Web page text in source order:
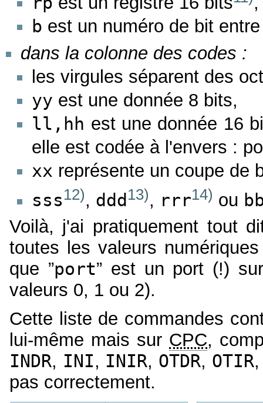
b est un numéro de bit
dans la colonne des codes :
les virgules séparent des
yy est une donnée 8 bits,
ll,hh est une donnée 16
elle est codée à l'envers :
xx représente un coupe de
sss12), ddd 13), rrr14) ou
Voilà, j'ai pratiquement tout
toutes les valeurs
que ”port” est un port (!)
valeurs 0, 1 ou 2).
Cette liste de commandes
lui-même mais sur CPC,
INDR, INI, INIR, OTDR, OTIR
pas correctement.